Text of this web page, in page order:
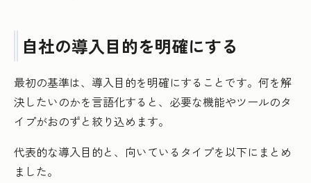
自社の導入目的を明確にする
最初の基準は、導入目的を明確にすることです。何を解
決したいのかを言語化すると、必要な機能やツールのタ
イプがおのずと絞り込めます。
代表的な導入目的と、向いているタイプを以下にまとめ
ました。